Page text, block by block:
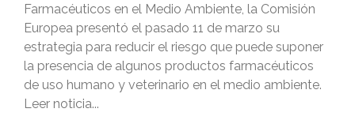
Farmacéuticos en el Medio Ambiente, la Comisión
Europea presentó el pasado 11 de marzo su
estrategia para reducir el riesgo que puede suponer
la presencia de algunos productos farmacéuticos
de uso humano y veterinario en el medio ambiente.
Leer noticia...